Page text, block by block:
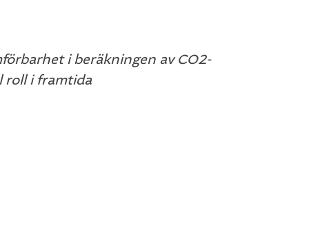
i beräkningen av CO2-
roll i framtida